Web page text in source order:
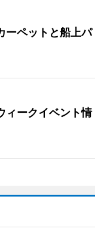
ペットと船上パ
ークイベント情